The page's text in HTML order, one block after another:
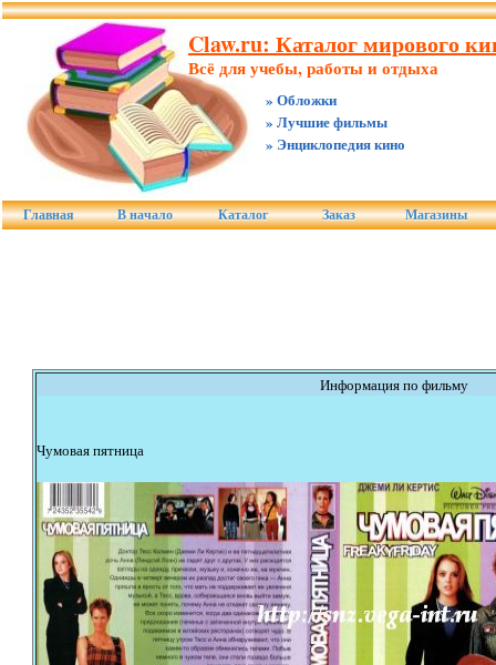
Claw.ru: Каталог мирового
Всё для учебы, работы и отдыха
» Обложки
» Лучшие фильмы
» Энциклопедия кино
Главная В начало Каталог Заказ Магазины
Информация по фильму
Чумовая пятница